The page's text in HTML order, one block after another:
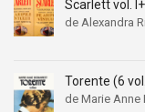
Aleksandr
Alessandro
Alexandr
Aleksandr
Alessandro
Alexandr
Scarlett vol. I+II
de Alexandra
Torente (6
de Marie Anne